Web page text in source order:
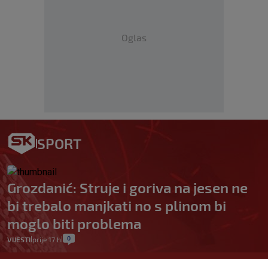
Oglas
SPORT
Grozdanić: Struje i goriva na jesen ne
bi trebalo manjkati no s plinom bi
moglo biti problema
VIJESTI prije 17 h 0